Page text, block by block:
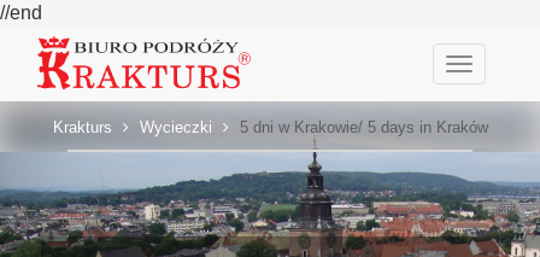
//end
Toggle
Krakturs Wycieczki 5 dni w Krakowie/ 5 days in Kraków